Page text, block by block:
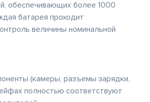
обеспечивающих более 1000
батарея проходит
величины номинальной
(камеры, разъемы зарядки,
полностью соответствуют